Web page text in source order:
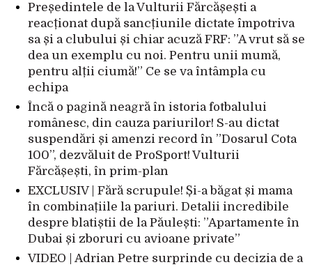
Președintele de la Vulturii Fărcășești a
reacționat după sancțiunile dictate împotriva
sa și a clubului și chiar acuză FRF: ”A vrut să se
dea un exemplu cu noi. Pentru unii mumă,
pentru alții ciumă!” Ce se va întâmpla cu
echipa
Încă o pagină neagră în istoria fotbalului
românesc, din cauza pariurilor! S-au dictat
suspendări și amenzi record în ”Dosarul Cota
100”, dezvăluit de ProSport! Vulturii
Fărcășești, în prim-plan
EXCLUSIV | Fără scrupule! Și-a băgat și mama
în combinațiile la pariuri. Detalii incredibile
despre blatiștii de la Păulești: ”Apartamente în
Dubai și zboruri cu avioane private”
VIDEO | Adrian Petre surprinde cu decizia de a